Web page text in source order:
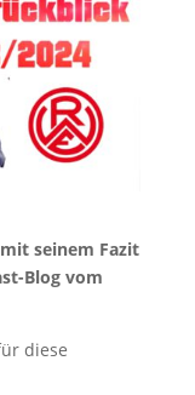
seinem Fazit
Blog vom
diese